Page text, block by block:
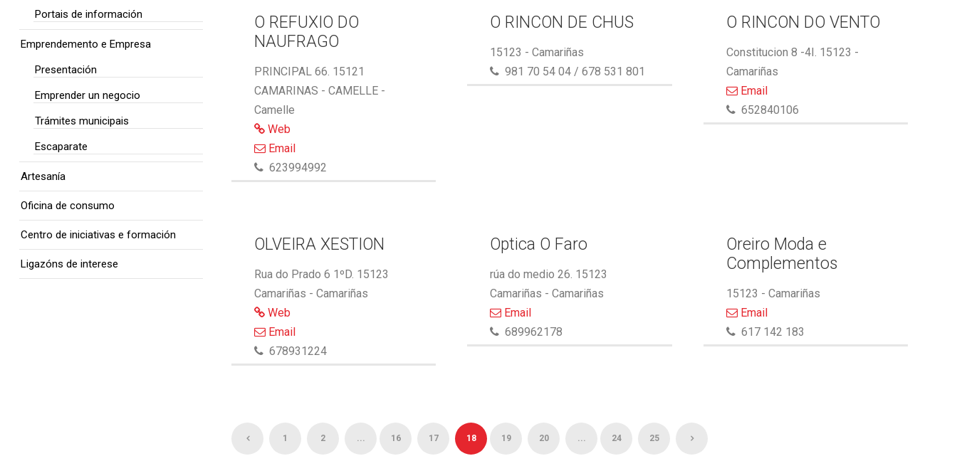
O REFUXIO DO
NAUFRAGO
PRINCIPAL 66. 15121
CAMARINAS - CAMELLE -
Camelle
Web
Email
623994992
O RINCON DE CHUS
15123 - Camariñas
981 70 54 04 / 678 531 801
O RINCON DO VENTO
Constitucion 8 -4I. 15123 -
Camariñas
Email
652840106
OLVEIRA XESTION
Rua do Prado 6 1ºD. 15123
Camariñas - Camariñas
Web
Email
678931224
Optica O Faro
rúa do medio 26. 15123
Camariñas - Camariñas
Email
689962178
Oreiro Moda e
Complementos
15123 - Camariñas
Email
617 142 183
1 2 ... 16 17 18 19 20 ... 24 25
Portais de información
Emprendemento e Empresa
Presentación
Emprender un negocio
Trámites municipais
Escaparate
Artesanía
Oficina de consumo
Centro de iniciativas e formación
Ligazóns de interese